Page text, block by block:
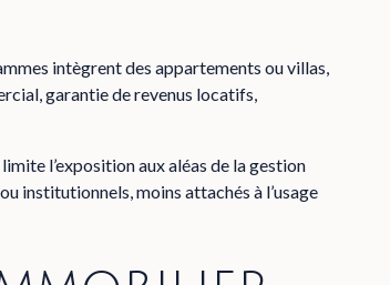
intègrent des appartements ou villas,
garantie de revenus locatifs,
l’exposition aux aléas de la gestion
institutionnels, moins attachés à l’usage